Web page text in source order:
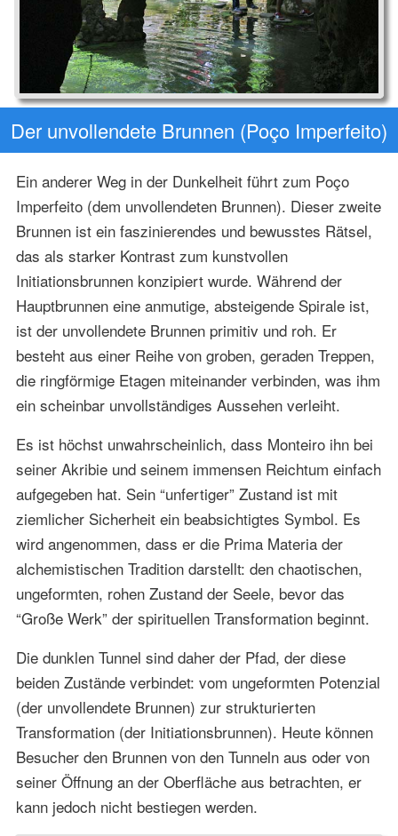
Der unvollendete Brunnen (Poço Imperfeito)
Ein anderer Weg in der Dunkelheit führt zum Poço
Imperfeito (dem unvollendeten Brunnen). Dieser zweite
Brunnen ist ein faszinierendes und bewusstes Rätsel,
das als starker Kontrast zum kunstvollen
Initiationsbrunnen konzipiert wurde. Während der
Hauptbrunnen eine anmutige, absteigende Spirale ist,
ist der unvollendete Brunnen primitiv und roh. Er
besteht aus einer Reihe von groben, geraden Treppen,
die ringförmige Etagen miteinander verbinden, was ihm
ein scheinbar unvollständiges Aussehen verleiht.
Es ist höchst unwahrscheinlich, dass Monteiro ihn bei
seiner Akribie und seinem immensen Reichtum einfach
aufgegeben hat. Sein “unfertiger” Zustand ist mit
ziemlicher Sicherheit ein beabsichtigtes Symbol. Es
wird angenommen, dass er die Prima Materia der
alchemistischen Tradition darstellt: den chaotischen,
ungeformten, rohen Zustand der Seele, bevor das
“Große Werk” der spirituellen Transformation beginnt.
Die dunklen Tunnel sind daher der Pfad, der diese
beiden Zustände verbindet: vom ungeformten Potenzial
(der unvollendete Brunnen) zur strukturierten
Transformation (der Initiationsbrunnen). Heute können
Besucher den Brunnen von den Tunneln aus oder von
seiner Öffnung an der Oberfläche aus betrachten, er
kann jedoch nicht bestiegen werden.